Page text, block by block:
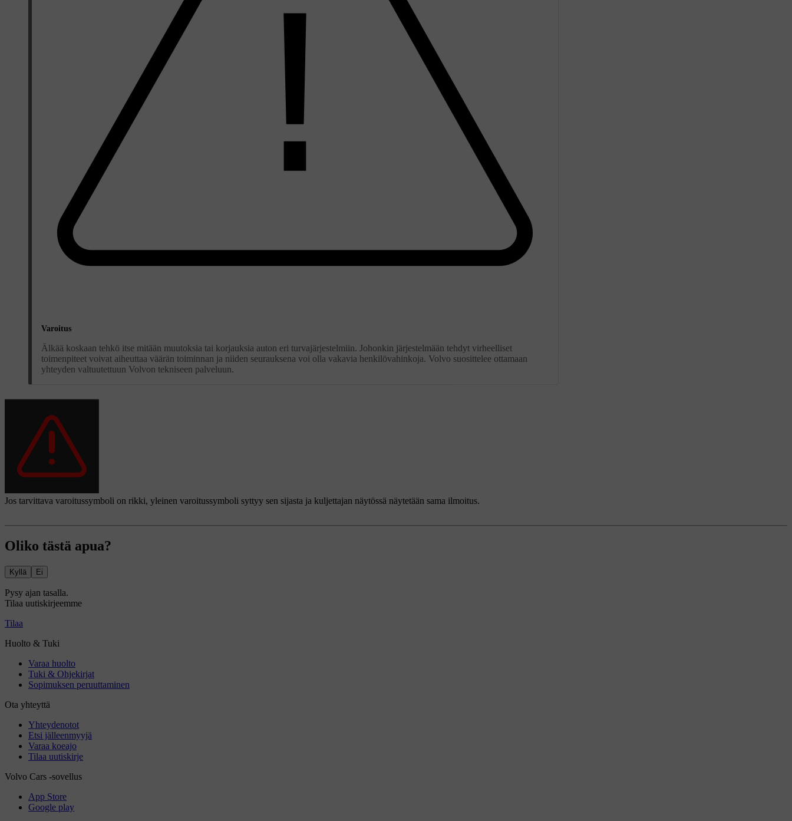
Varoitus
Älkää koskaan tehkö itse mitään muutoksia tai korjauksia auton eri turvajärjestelmiin. Johonkin järjestelmään tehdyt virheelliset
toimenpiteet voivat aiheuttaa väärän toiminnan ja niiden seurauksena voi olla vakavia henkilövahinkoja. Volvo suosittelee ottamaan
yhteyden valtuutettuun Volvon tekniseen palveluun.
Jos tarvittava varoitussymboli on rikki, yleinen varoitussymboli syttyy sen sijasta ja kuljettajan näytössä näytetään sama ilmoitus.
Oliko tästä apua?
Kyllä Ei